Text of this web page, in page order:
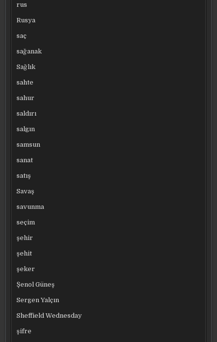
rus
Rusya
saç
sağanak
Sağlık
sahte
sahur
saldırı
salgın
samsun
sanat
satış
Savaş
savunma
seçim
şehir
şehit
şeker
Şenol Güneş
Sergen Yalçın
Sheffield Wednesday
şifre